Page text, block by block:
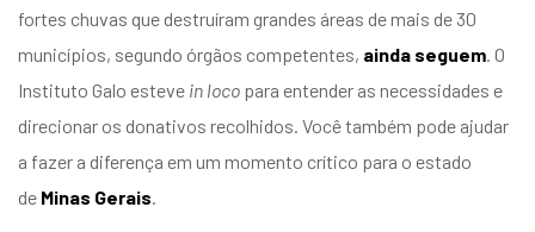
fortes chuvas que destruíram grandes áreas de mais de 30
municípios, segundo órgãos competentes, ainda seguem . O
Instituto Galo esteve in loco para entender as necessidades e
direcionar os donativos recolhidos. Você também pode ajudar
a fazer a diferença em um momento crítico para o estado
de Minas Gerais